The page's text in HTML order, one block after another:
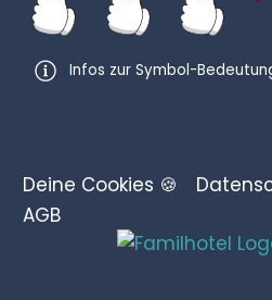
Infos zur Symbol-
Deine Cookies 🍪
AGB